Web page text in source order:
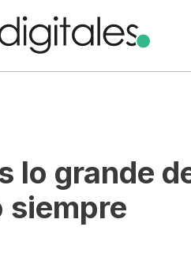
lo grande
siempre